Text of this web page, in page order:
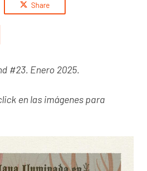
Share
#23. Enero 2025.
en las imágenes para